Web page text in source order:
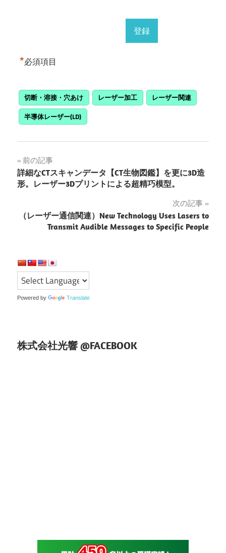
*必須項目
切断・溶接・穴あけ レーザー加工
レーザー関連
半導体レーザー(LD)
投
稿
ビ
ー
シ
ョ
前の記事
詳細なCTスキャンデータ【CT生物図鑑】を更に3D造
形。レーザー3Dプリントによる超精巧模型。
次の記事
（レーザー通信関連）New Technology Uses Lasers to
Transmit Audible Messages to Specific People
Powered by Translate
株式会社光響 @FACEBOOK